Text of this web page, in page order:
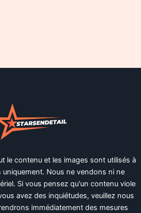
le contenu et les images sont utilisés à
Nous ne vendons ni ne
Si vous pensez qu'un contenu viole
avez des inquiétudes, veuillez nous
immédiatement des mesures